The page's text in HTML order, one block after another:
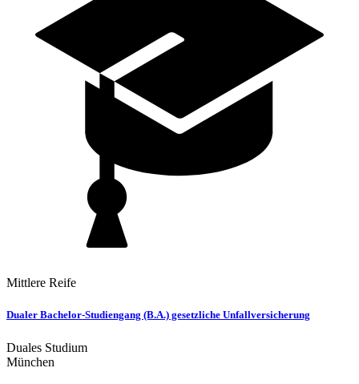
Mittlere Reife
Dualer Bachelor-Studiengang (B.A.) gesetzliche Unfallversicherung
Duales Studium
München